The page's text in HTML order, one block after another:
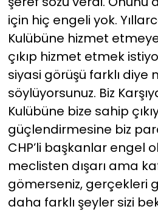
için hiç engeli yok.
Kulübüne hizmet
çıkıp hizmet etmek
siyasi görüşü farklı diye
söylüyorsunuz. Biz
Kulübüne bize sahip
güçlendirmesine biz
CHP’li başkanlar engel
meclisten dışarı ama
gömerseniz, gerçekleri
daha farklı şeyler sizi